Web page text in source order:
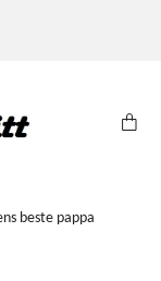
beste pappa